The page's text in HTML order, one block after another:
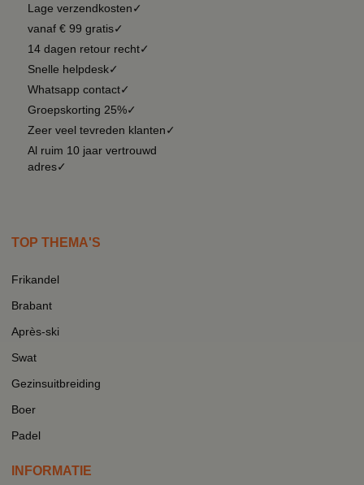
Lage verzendkosten✓
vanaf € 99 gratis✓
14 dagen retour recht✓
Snelle helpdesk✓
Whatsapp contact✓
Groepskorting 25%✓
Zeer veel tevreden klanten✓
Al ruim 10 jaar vertrouwd
adres✓
TOP THEMA'S
Frikandel
Brabant
Après-ski
Swat
Gezinsuitbreiding
Boer
Padel
INFORMATIE